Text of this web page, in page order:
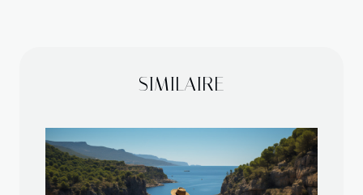
SIMILAIRE